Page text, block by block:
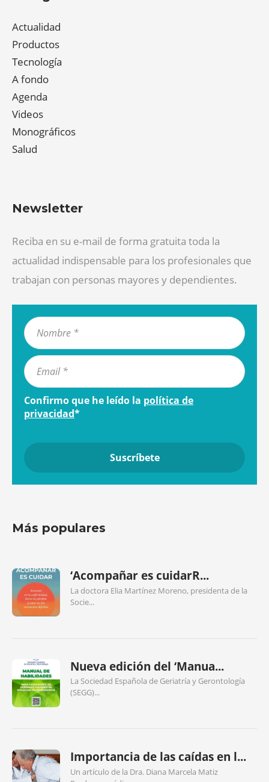
Actualidad
Productos
Tecnología
A fondo
Agenda
Videos
Monográficos
Salud
Newsletter
Reciba en su e-mail de forma gratuita toda la
actualidad indispensable para los profesionales que
trabajan con personas mayores y dependientes.
Confirmo que he leído la política de
privacidad*
Más populares
‘Acompañar es cuidarR...
La doctora Elia Martínez Moreno, presidenta de la
Socie...
Nueva edición del ‘Manua...
La Sociedad Española de Geriatría y Gerontología
(SEGG)...
Importancia de las caídas en l...
Un artículo de la Dra. Diana Marcela Matiz